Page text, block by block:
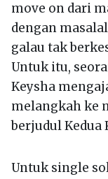
move on dari
dengan
galau tak
Untuk itu,
Keysha
melangkah ke
berjudul Kedua
Untuk single